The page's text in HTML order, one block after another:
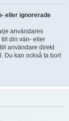
eller ignorerade
användares
din vän- eller
användare direkt
Du kan också ta bort